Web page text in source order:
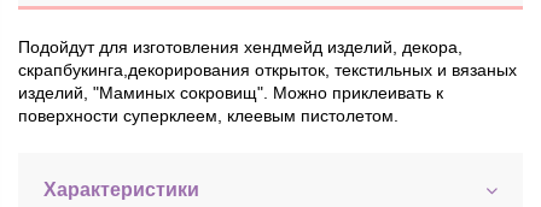
Подойдут для изготовления хендмейд изделий, декора,
скрапбукинга, декорирования открыток, текстильных и вязаных
изделий, "Маминых сокровищ". Можно приклеивать к
поверхности суперклеем, клеевым пистолетом.
Характеристики